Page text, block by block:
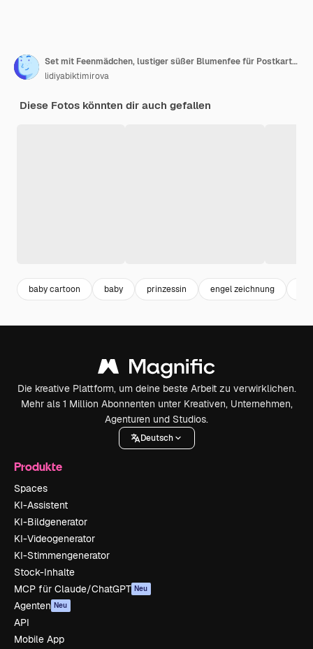
Set mit Feenmädchen, lustiger süßer Blumenfee für Postkarten und Design
lidiyabiktimirova
Diese Fotos könnten dir auch gefallen
baby cartoon baby prinzessin engel zeichnung
Die kreative Plattform, um deine beste Arbeit zu verwirklichen.
Mehr als 1 Million Abonnenten unter Kreativen, Unternehmen,
Agenturen und Studios.
Deutsch
Produkte
Spaces
KI-Assistent
KI-Bildgenerator
KI-Videogenerator
KI-Stimmengenerator
Stock-Inhalte
MCP für Claude/ChatGPT Neu
Agenten Neu
API
Mobile App